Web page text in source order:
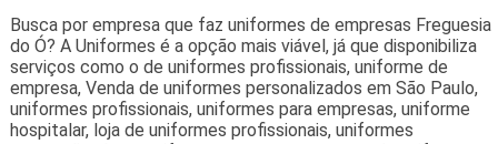
Busca por empresa que faz uniformes de empresas Freguesia
do Ó? A Uniformes é a opção mais viável, já que disponibiliza
serviços como o de uniformes profissionais, uniforme de
empresa, Venda de uniformes personalizados em São Paulo,
uniformes profissionais, uniformes para empresas, uniforme
hospitalar, loja de uniformes profissionais, uniformes